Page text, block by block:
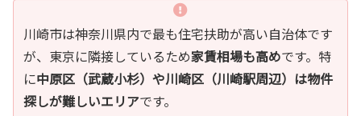
川崎市は神奈川県内で最も住宅扶助が高い自治体です
が、東京に隣接しているため家賃相場も高めです。特
に中原区（武蔵小杉）や川崎区（川崎駅周辺）は物件
探しが難しいエリアです。